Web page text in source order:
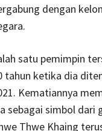
dengan
satu pemimpin
tahun ketika dia
Kematiannya
sebagai simbol dari
Thwe Khaing